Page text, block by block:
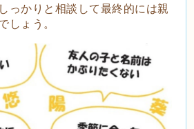
っかりと相談して最終的には親
しょう。